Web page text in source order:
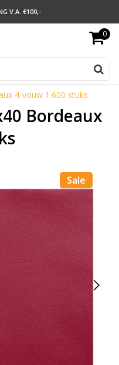
V.A. €100,-
AFTERPAY
0
4-vouw 1.600 stuks
Bordeaux
Sale